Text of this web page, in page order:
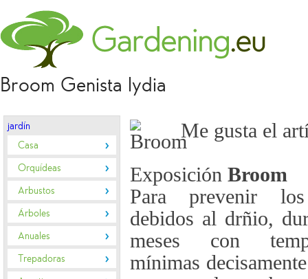
Broom Genista lydia
jardín
Casa
Orquídeas
Arbustos
Árboles
Anuales
Trepadoras
Me gusta el
Exposición Broom
Para prevenir
debidos al drñio,
meses con
mínimas